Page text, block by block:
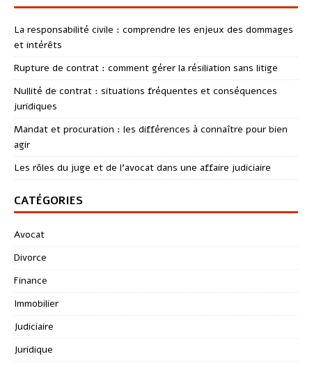
La responsabilité civile : comprendre les enjeux des dommages
et intérêts
Rupture de contrat : comment gérer la résiliation sans litige
Nullité de contrat : situations fréquentes et conséquences
juridiques
Mandat et procuration : les différences à connaître pour bien
agir
Les rôles du juge et de l’avocat dans une affaire judiciaire
CATÉGORIES
Avocat
Divorce
Finance
Immobilier
Judiciaire
Juridique